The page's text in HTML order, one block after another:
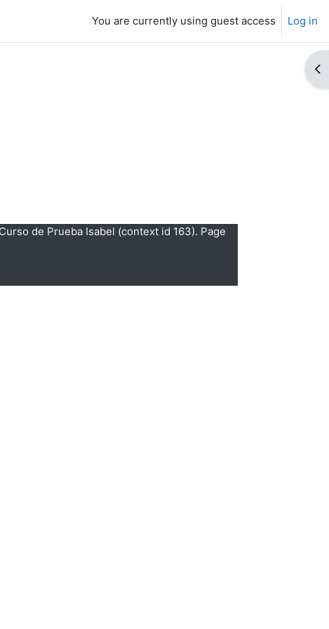
You are currently using guest access Log in
de Prueba Isabel (context id 163). Page